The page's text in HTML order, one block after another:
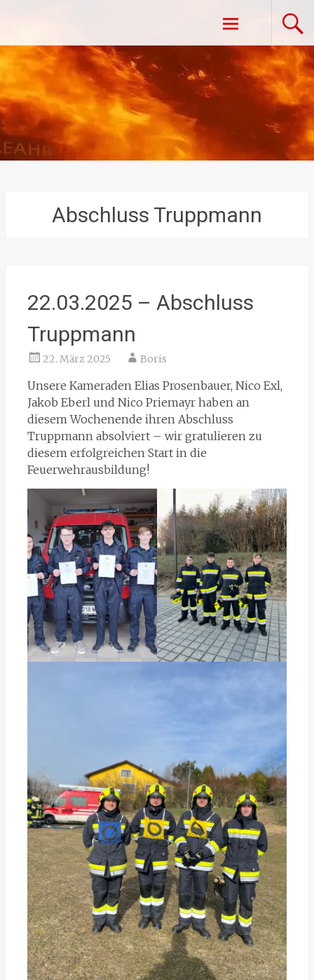
springen
Freiwillige Feuerwehr Vestenpoppen-
Wohlfahrts
Abschluss Truppmann
22.03.2025 – Abschluss
Truppmann
22. März 2025 Boris
Unsere Kameraden Elias Prosenbauer, Nico Exl,
Jakob Eberl und Nico Priemayr haben an
diesem Wochenende ihren Abschluss
Truppmann absolviert – wir gratulieren zu
diesem erfolgreichen Start in die
Feuerwehrausbildung!